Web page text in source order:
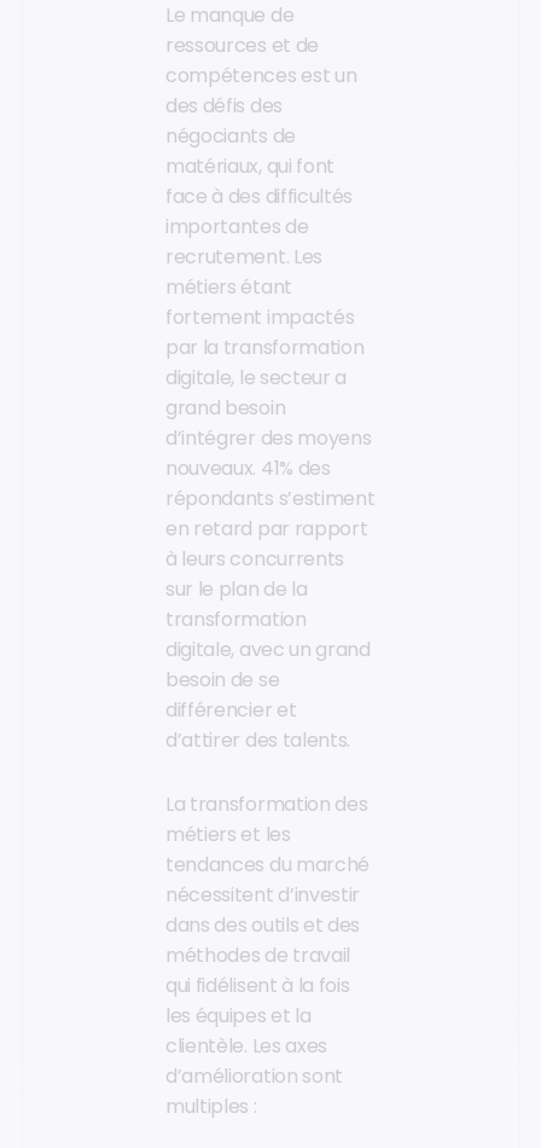
Le manque de
ressources et de
compétences est un
des défis des
négociants de
matériaux, qui font
face à des difficultés
importantes de
recrutement. Les
métiers étant
fortement impactés
par la transformation
digitale, le secteur a
grand besoin
d’intégrer des moyens
nouveaux. 41% des
répondants s’estiment
en retard par rapport
à leurs concurrents
sur le plan de la
transformation
digitale, avec un grand
besoin de se
différencier et
d’attirer des talents.
La transformation des
métiers et les
tendances du marché
nécessitent d’investir
dans des outils et des
méthodes de travail
qui fidélisent à la fois
les équipes et la
clientèle. Les axes
d’amélioration sont
multiples :